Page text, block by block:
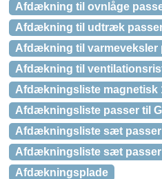
Afdækning til ovnlåge
Afdækning til udtræk
Afdækning til varmeveksler
Afdækning til
Afdækningsliste magnetisk
Afdækningsliste passer til
Afdækningsliste sæt
Afdækningsliste sæt passer
Afdækningsplade